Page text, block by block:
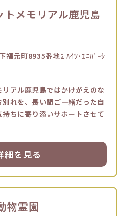
トメモリアル鹿児島
福元町8935番地2 ﾊｲﾂ･ﾕﾆﾊﾞｰｼ
アル鹿児島ではかけがえのな
れを、長い間ご一緒だった自
ちに寄り添いサポートさせて
細を見る
物霊園